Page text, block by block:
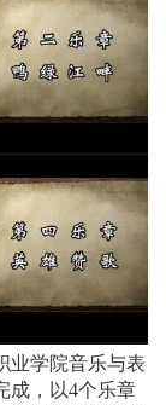
学院音乐与表
成，以4个乐章